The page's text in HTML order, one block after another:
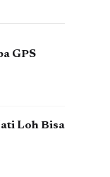
GPS
Loh Bisa